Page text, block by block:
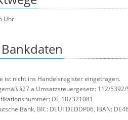
Uhr
ist nicht ins Handelsregister eingetragen.
§27 a Umsatzsteuergesetz: 112/
DE 187321081
Bank, BIC: DEUTDEDDP06, IBAN: